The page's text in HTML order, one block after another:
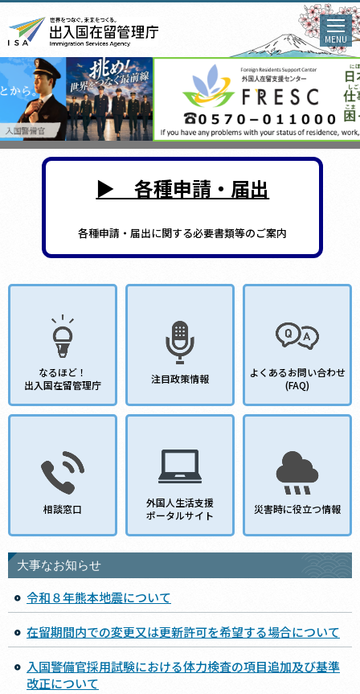
MENU
▶ 各種申請・届出
各種申請・届出に関する必要書類等のご案内
なるほど！
出入国在留管理庁
注目政策情報
よくあるお問い合わせ
(FAQ)
相談窓口
外国人生活支援
ポータルサイト
災害時に役立つ情報
大事なお知らせ
令和８年熊本地震について
在留期間内での変更又は更新許可を希望する場合について
入国警備官採用試験における体力検査の項目追加及び基準
改正について